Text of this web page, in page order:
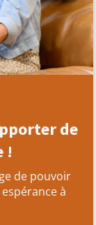
de
!
de pouvoir
à